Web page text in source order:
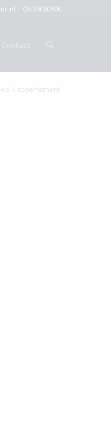
06-29060900
/ appartement